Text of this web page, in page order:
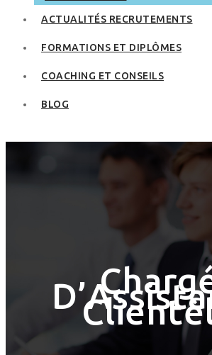
ACTUALITÉS RECRUTEMENTS
FORMATIONS ET DIPLÔMES
COACHING ET CONSEILS
BLOG